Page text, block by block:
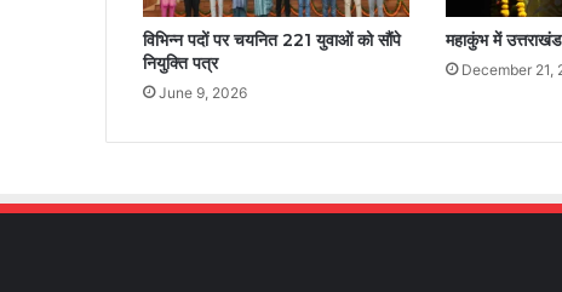
विभिन्न पदों पर चयनित 221 युवाओं को सौंपे
नियुक्ति पत्र
June 9, 2026
महाकुंभ में
December 21,